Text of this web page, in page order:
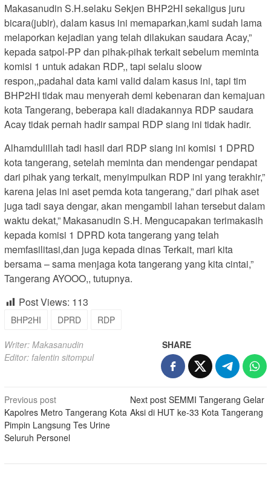
Makasanudin S.H.selaku Sekjen BHP2HI sekaligus juru
bicara(jubir), dalam kasus ini memaparkan,kami sudah lama
melaporkan kejadian yang telah dilakukan saudara Acay,”
kepada satpol-PP dan pihak-pihak terkait sebelum meminta
komisi 1 untuk adakan RDP,, tapi selalu sloow
respon,,padahal data kami valid dalam kasus ini, tapi tim
BHP2HI tidak mau menyerah demi kebenaran dan kemajuan
kota Tangerang, beberapa kali diadakannya RDP saudara
Acay tidak pernah hadir sampai RDP siang ini tidak hadir.
Alhamdulillah tadi hasil dari RDP siang ini komisi 1 DPRD
kota tangerang, setelah meminta dan mendengar pendapat
dari pihak yang terkait, menyimpulkan RDP ini yang terakhir,”
karena jelas ini aset pemda kota tangerang,” dari pihak aset
juga tadi saya dengar, akan mengambil lahan tersebut dalam
waktu dekat,” Makasanudin S.H. Mengucapakan terimakasih
kepada komisi 1 DPRD kota tangerang yang telah
memfasilitasi,dan juga kepada dinas Terkait, mari kita
bersama – sama menjaga kota tangerang yang kita cintai,”
Tangerang AYOOO,, tutupnya.
Post Views: 113
BHP2HI DPRD RDP
Writer: Makasanudin
Editor: falentin sitompul
SHARE
Post
navigation
Previous post
Kapolres Metro Tangerang Kota
Pimpin Langsung Tes Urine
Seluruh Personel
Next post SEMMI Tangerang Gelar
Aksi di HUT ke-33 Kota Tangerang